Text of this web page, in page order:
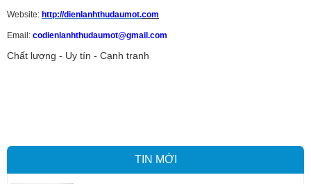
Website: http://dienlanhthudaumot.com
Email: codienlanhthudaumot@gmail.com
Chất lượng - Uy tín - Cạnh tranh
TIN MỚI